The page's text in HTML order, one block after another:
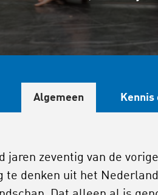
Algemeen Kennis
jaren zeventig van de
te denken uit het